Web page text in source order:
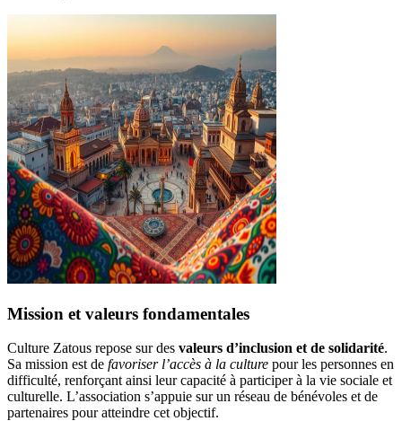
Mission et valeurs fondamentales
Culture Zatous repose sur des valeurs d’inclusion et de solidarité.
Sa mission est de favoriser l’accès à la culture pour les personnes en
difficulté, renforçant ainsi leur capacité à participer à la vie sociale et
culturelle. L’association s’appuie sur un réseau de bénévoles et de
partenaires pour atteindre cet objectif.